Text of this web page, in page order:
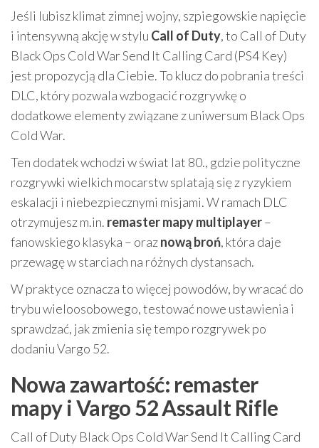
Jeśli lubisz klimat zimnej wojny, szpiegowskie napięcie
i intensywną akcję w stylu Call of Duty, to Call of Duty
Black Ops Cold War Send It Calling Card (PS4 Key)
jest propozycją dla Ciebie. To klucz do pobrania treści
DLC, który pozwala wzbogacić rozgrywkę o
dodatkowe elementy związane z uniwersum Black Ops
Cold War.
Ten dodatek wchodzi w świat lat 80., gdzie polityczne
rozgrywki wielkich mocarstw splatają się z ryzykiem
eskalacji i niebezpiecznymi misjami. W ramach DLC
otrzymujesz m.in. remaster mapy multiplayer–
fanowskiego klasyka – oraznową broń, która daje
przewagę w starciach na różnych dystansach.
W praktyce oznacza to więcej powodów, by wracać do
trybu wieloosobowego, testować nowe ustawienia i
sprawdzać, jak zmienia się tempo rozgrywek po
dodaniu Vargo 52.
Nowa zawartość: remaster
mapy i Vargo 52 Assault Rifle
Call of Duty Black Ops Cold War Send It Calling Card